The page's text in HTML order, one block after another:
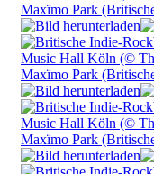
Maxïmo Park
Maxïmo Park
Maxïmo Park